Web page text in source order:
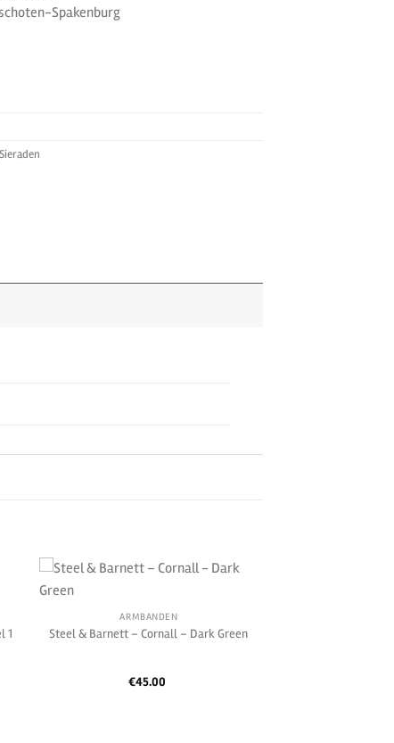
Spakenburg
Sieraden
1
ARMBANDEN
Steel & Barnett – Cornall – Dark Green
€45.00